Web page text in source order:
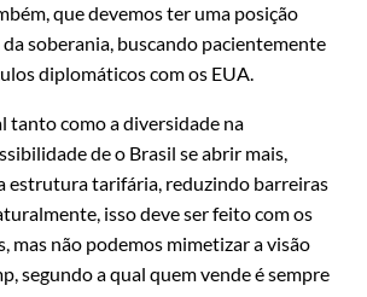
que devemos ter uma posição
da soberania, buscando pacientemente
diplomáticos com os EUA.
tanto como a diversidade na
de o Brasil se abrir mais,
estrutura tarifária, reduzindo barreiras
isso deve ser feito com os
mas não podemos mimetizar a visão
segundo a qual quem vende é sempre